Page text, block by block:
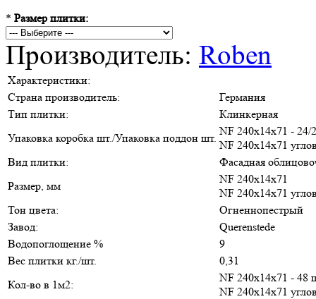
* Размер плитки:
Производитель: Roben
Характеристики:
Страна производитель:
Германия
Тип плитки:
Клинкерная
Упаковка коробка шт./Упаковка поддон шт.
NF 240х14х71 - 24/
NF 240х14х71
Вид плитки:
Фасадная
Размер, мм
NF 240х14х71
NF 240х14х71
Тон цвета:
Огненнопестрый
Завод:
Querenstede
Водопоглощение %
9
Вес плитки кг./шт.
0,31
Кол-во в 1м2:
NF 240х14х71 - 48
NF 240х14х71